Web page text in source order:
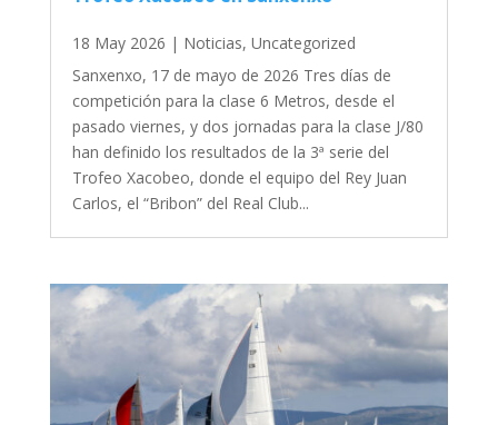
18 May 2026 | Noticias, Uncategorized
Sanxenxo, 17 de mayo de 2026 Tres días de
competición para la clase 6 Metros, desde el
pasado viernes, y dos jornadas para la clase J/80
han definido los resultados de la 3ª serie del
Trofeo Xacobeo, donde el equipo del Rey Juan
Carlos, el “Bribon” del Real Club...